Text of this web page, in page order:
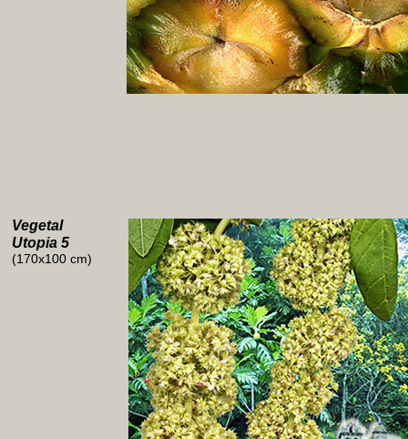
Vegetal
Utopia 5
(170x100 cm)